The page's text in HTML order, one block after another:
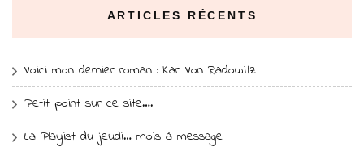
ARTICLES RÉCENTS
Voici mon dernier roman : Karl Von Radowitz
Petit point sur ce site….
La Playlist du jeudi… mois à message